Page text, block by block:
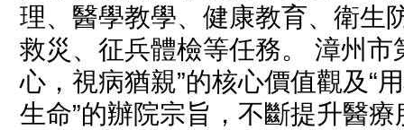
理、醫學教學、健康教育、衛生
救災、征兵體檢等任務。 漳州市
心，視病猶親”的核心價值觀及“
生命”的辦院宗旨，不斷提升醫